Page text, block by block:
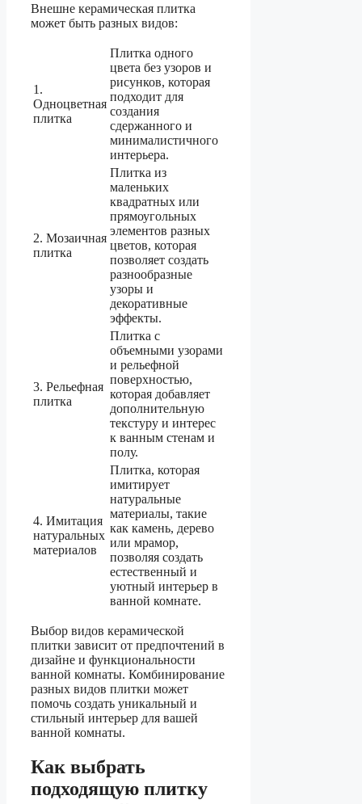
Внешне керамическая плитка
может быть разных видов:
1.
Одноцветная
плитка
Плитка одного
цвета без узоров и
рисунков, которая
подходит для
создания
сдержанного и
минималистичного
интерьера.
2. Мозаичная
плитка
Плитка из
маленьких
квадратных или
прямоугольных
элементов разных
цветов, которая
позволяет создать
разнообразные
узоры и
декоративные
эффекты.
3. Рельефная
плитка
Плитка с
объемными узорами
и рельефной
поверхностью,
которая добавляет
дополнительную
текстуру и интерес
к ванным стенам и
полу.
4. Имитация
натуральных
материалов
Плитка, которая
имитирует
натуральные
материалы, такие
как камень, дерево
или мрамор,
позволяя создать
естественный и
уютный интерьер в
ванной комнате.
Выбор видов керамической
плитки зависит от предпочтений в
дизайне и функциональности
ванной комнаты. Комбинирование
разных видов плитки может
помочь создать уникальный и
стильный интерьер для вашей
ванной комнаты.
Как выбрать
подходящую плитку